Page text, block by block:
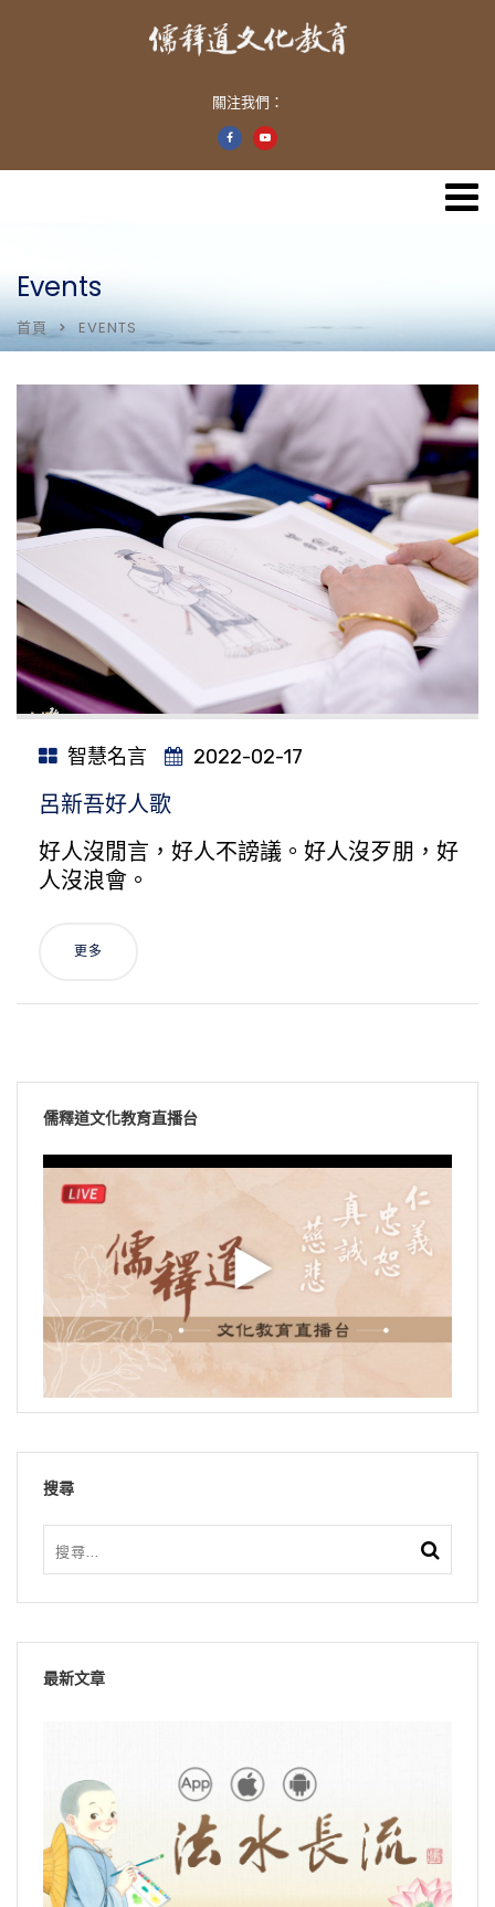
關注我們：
Events
首頁 EVENTS
智慧名言 2022-02-17
呂新吾好人歌
好人沒閒言，好人不謗議。好人沒歹朋，好
人沒浪會。
更多
儒釋道文化教育直播台
搜尋
最新文章